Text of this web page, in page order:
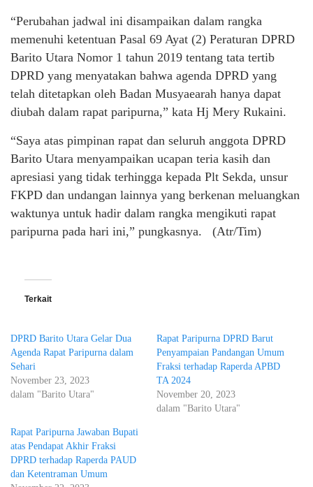
“Perubahan jadwal ini disampaikan dalam rangka
memenuhi ketentuan Pasal 69 Ayat (2) Peraturan DPRD
Barito Utara Nomor 1 tahun 2019 tentang tata tertib
DPRD yang menyatakan bahwa agenda DPRD yang
telah ditetapkan oleh Badan Musyaearah hanya dapat
diubah dalam rapat paripurna,” kata Hj Mery Rukaini.
“Saya atas pimpinan rapat dan seluruh anggota DPRD
Barito Utara menyampaikan ucapan teria kasih dan
apresiasi yang tidak terhingga kepada Plt Sekda, unsur
FKPD dan undangan lainnya yang berkenan meluangkan
waktunya untuk hadir dalam rangka mengikuti rapat
paripurna pada hari ini,” pungkasnya. (Atr/Tim)
Terkait
DPRD Barito Utara Gelar Dua
Agenda Rapat Paripurna dalam
Sehari
November 23, 2023
dalam "Barito Utara"
Rapat Paripurna DPRD Barut
Penyampaian Pandangan Umum
Fraksi terhadap Raperda APBD
TA 2024
November 20, 2023
dalam "Barito Utara"
Rapat Paripurna Jawaban Bupati
atas Pendapat Akhir Fraksi
DPRD terhadap Raperda PAUD
dan Ketentraman Umum